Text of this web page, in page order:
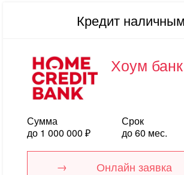
Кредит
Хоум банк
Сумма
до 1 000 000 ₽
Срок
до 60 мес.
Онлайн заявка